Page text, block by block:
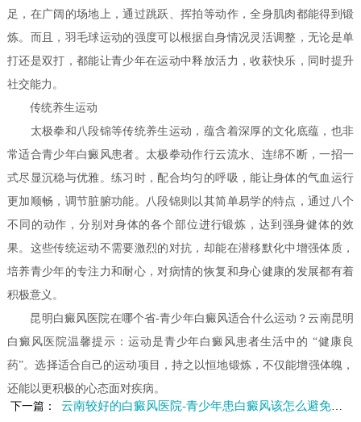
足，在广阔的场地上，通过跳跃、挥拍等动作，全身肌肉都能得到锻
炼。而且，羽毛球运动的强度可以根据自身情况灵活调整，无论是单
打还是双打，都能让青少年在运动中释放活力，收获快乐，同时提升
社交能力。
传统养生运动
太极拳和八段锦等传统养生运动，蕴含着深厚的文化底蕴，也非
常适合青少年白癜风患者。太极拳动作行云流水、连绵不断，一招一
式尽显沉稳与优雅。练习时，配合均匀的呼吸，能让身体的气血运行
更加顺畅，调节脏腑功能。八段锦则以其简单易学的特点，通过八个
不同的动作，分别对身体的各个部位进行锻炼，达到强身健体的效
果。这些传统运动不需要激烈的对抗，却能在潜移默化中增强体质，
培养青少年的专注力和耐心，对病情的恢复和身心健康的发展都有着
积极意义。
昆明白癜风医院在哪个省-青少年白癜风适合什么运动？云南昆明
白癜风医院温馨提示：运动是青少年白癜风患者生活中的 “健康良
药”。选择适合自己的运动项目，持之以恒地锻炼，不仅能增强体魄，
还能以更积极的心态面对疾病。
下一篇：
云南较好的白癜风医院-青少年患白癜风该怎么避免病情恶化